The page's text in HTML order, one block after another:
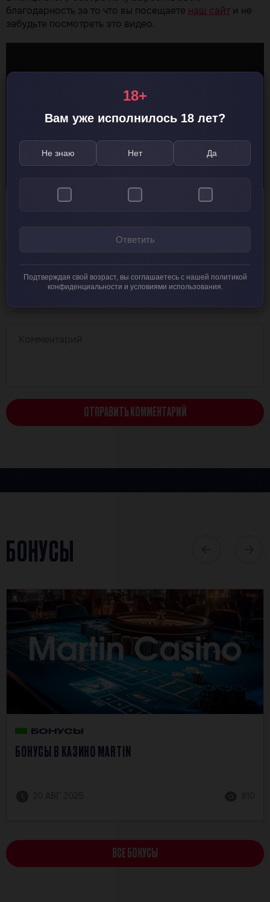
благодарность за то что вы посещаете наш сайт и не
забудьте посмотреть это видео.
ОТПРАВИТЬ КОММЕНТАРИЙ
БОНУСЫ
БОНУСЫ
БОНУСЫ В КАЗИНО MARTIN
ВСЕ БОНУСЫ
18+
Вам уже исполнилось 18 лет?
Не знаю Нет Да
Ответить
Подтверждая свой возраст, вы соглашаетесь с нашей политикой
конфиденциальности и условиями использования.